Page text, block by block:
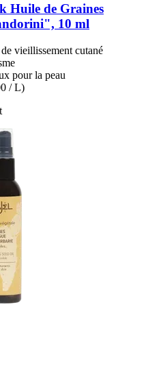
Huile de Graines
10 ml
vieillissement cutané
pour la peau
/ L)